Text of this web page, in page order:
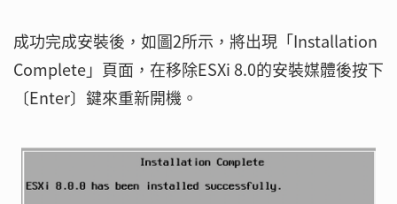
成功完成安裝後，如圖2所示，將出現「Installation
Complete」頁面，在移除ESXi 8.0的安裝媒體後按下
〔Enter〕鍵來重新開機。